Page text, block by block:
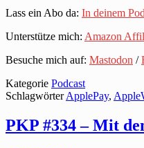
Lass ein Abo da: In deinem
Unterstütze mich: Amazon
Besuche mich auf: Mastodon /
Kategorie Podcast
SchlagwörterApplePay,
PKP #334 – Mit